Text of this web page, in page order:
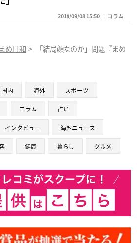
2019/09/08 15:50 コラム
まめ日和 > 「結局顔なのか」問題『まめ日
国内 海外 スポーツ
コラム 占い
インタビュー 海外ニュース
健康 暮らし グルメ